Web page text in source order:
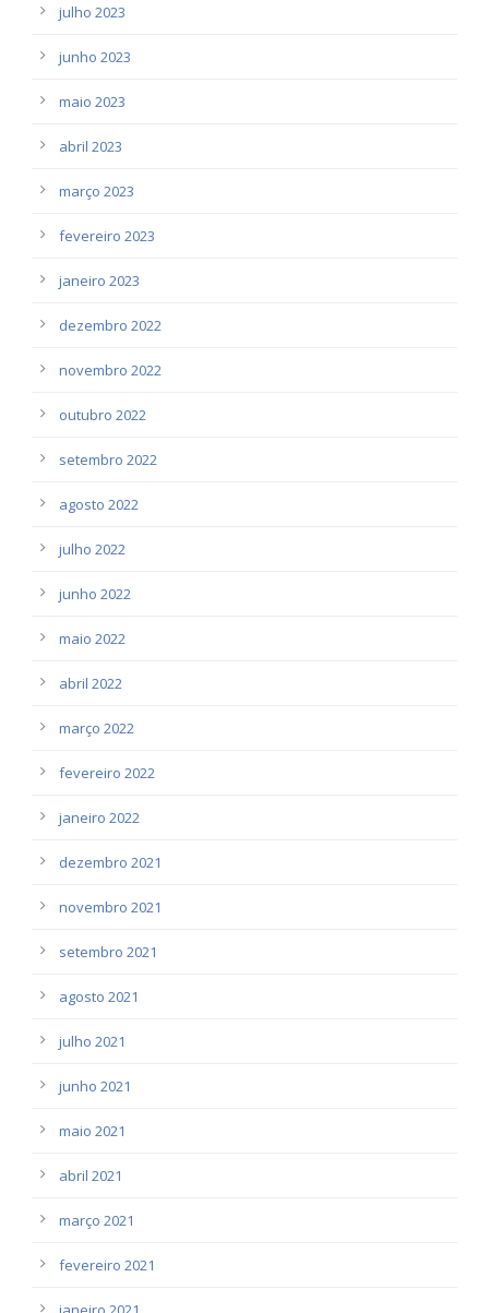
julho 2023
junho 2023
maio 2023
abril 2023
março 2023
fevereiro 2023
janeiro 2023
dezembro 2022
novembro 2022
outubro 2022
setembro 2022
agosto 2022
julho 2022
junho 2022
maio 2022
abril 2022
março 2022
fevereiro 2022
janeiro 2022
dezembro 2021
novembro 2021
setembro 2021
agosto 2021
julho 2021
junho 2021
maio 2021
abril 2021
março 2021
fevereiro 2021